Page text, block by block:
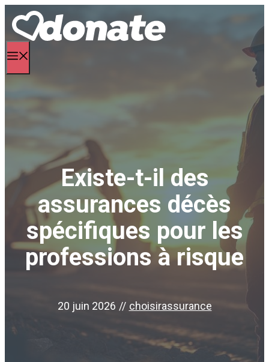
Aller
contenu
Existe-t-il des
assurances décès
spécifiques pour les
professions à risque
20 juin 2026 // choisirassurance